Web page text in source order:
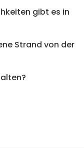
gibt es in
Strand von der